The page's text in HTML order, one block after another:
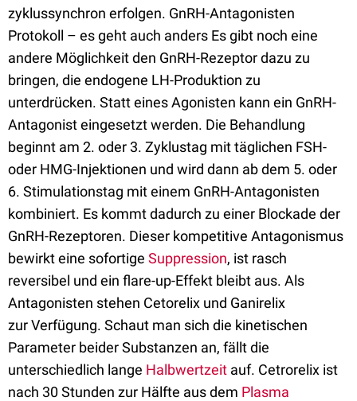
zyklussynchron erfolgen. GnRH-Antagonisten
Protokoll – es geht auch anders Es gibt noch eine
andere Möglichkeit den GnRH-Rezeptor dazu zu
bringen, die endogene LH-Produktion zu
unterdrücken. Statt eines Agonisten kann ein GnRH-
Antagonist eingesetzt werden. Die Behandlung
beginnt am 2. oder 3. Zyklustag mit täglichen FSH-
oder HMG-Injektionen und wird dann ab dem 5. oder
6. Stimulationstag mit einem GnRH-Antagonisten
kombiniert. Es kommt dadurch zu einer Blockade der
GnRH-Rezeptoren. Dieser kompetitive Antagonismus
bewirkt eine sofortige Suppression, ist rasch
reversibel und ein flare-up-Effekt bleibt aus. Als
Antagonisten stehen Cetorelix und Ganirelix
zur Verfügung. Schaut man sich die kinetischen
Parameter beider Substanzen an, fällt die
unterschiedlich lange Halbwertzeit auf. Cetrorelix ist
nach 30 Stunden zur Hälfte aus dem Plasma